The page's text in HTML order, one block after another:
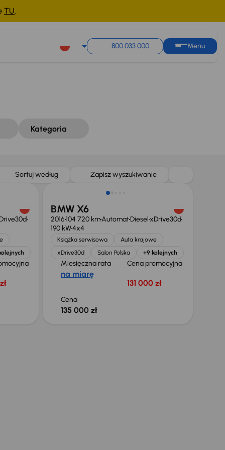
TU.
800 033 000 Menu
Kategoria
Sortuj według Zapisz wyszukiwanie
Świeżo skupione
BMW X6
2016104 720 kmAutomatDieselxDrive30d
190 kW4x4
Książka serwisowa
Auta krajowe
xDrive30d
Salon Polska +9 kolejnych
Miesięczna rata
na miarę
Cena promocyjna
131 000 zł
Cena
135 000 zł